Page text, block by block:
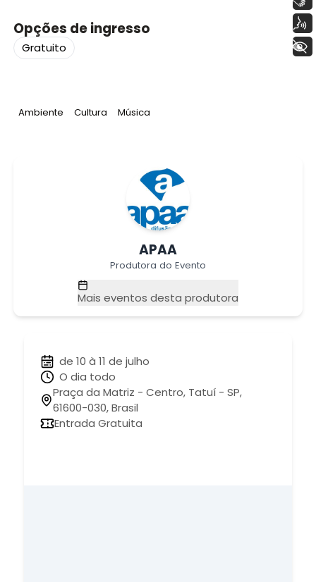
Opções de ingresso
Gratuito
Tag:
Ambiente Tag:
Cultura Tag:
Música
APAA
Produtora do Evento
Mais eventos desta produtora
de 10 à 11 de julho
O dia todo
Praça da Matriz - Centro, Tatuí - SP,
61600-030, Brasil
Entrada Gratuita